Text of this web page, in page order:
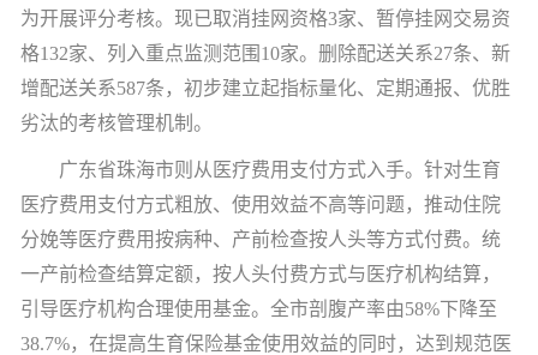
为开展评分考核。现已取消挂网资格3家、暂停挂网交易资
格132家、列入重点监测范围 10家。删除配送关系27条、新
增配送关系587条，初步建立起指标量化、定期通报、优胜
劣汰的考核管理机制。
广东省珠海市则从医疗费用支付方式入手。针对生育
医疗费用支付方式粗放、使用效益不高等问题，推动住院
分娩等医疗费用按病种、产前检查按人头等方式付费。统
一产前检查结算定额，按人头付费方式与医疗机构结算，
引导医疗机构合理使用基金。全市剖腹产率由58%下降至
38.7%，在提高生育保险基金使用效益的同时，达到规范医